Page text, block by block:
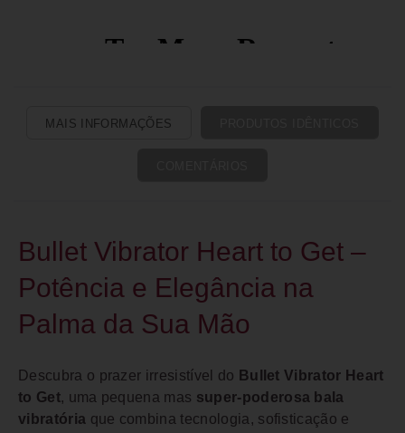
MAIS INFORMAÇÕES
Bullet Vibrator Heart to Get –
Potência e Elegância na
Palma da Sua Mão
Descubra o prazer irresistível do Bullet Vibrator Heart
to Get, uma pequena mas super-poderosa bala
vibratória que combina tecnologia, sofisticação e